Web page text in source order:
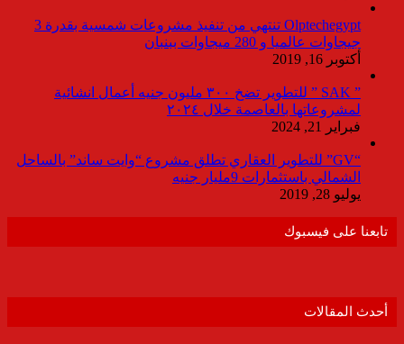
Olptechegypt تنتهي من تنفيذ مشروعات شمسية بقدرة 3
جيجاوات عالميا و 280 ميجاوات ببنبان
أكتوبر 16, 2019
” SAK ” للتطوير تضخ ٣٠٠ مليون جنيه أعمال انشائية
لمشروعاتها بالعاصمة خلال ٢٠٢٤
فبراير 21, 2024
“GV” للتطوير العقاري تطلق مشروع “وايت ساند” بالساحل
الشمالي باستثمارات 9مليار جنيه
يوليو 28, 2019
تابعنا على فيسبوك
أحدث المقالات